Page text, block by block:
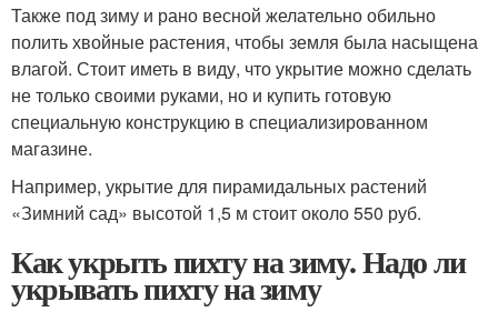
Также под зиму и рано весной желательно обильно
полить хвойные растения, чтобы земля была насыщена
влагой. Стоит иметь в виду, что укрытие можно сделать
не только своими руками, но и купить готовую
специальную конструкцию в специализированном
магазине.
Например, укрытие для пирамидальных растений
«Зимний сад» высотой 1,5 м стоит около 550 руб.
Как укрыть пихту на зиму. Надо ли
укрывать пихту на зиму